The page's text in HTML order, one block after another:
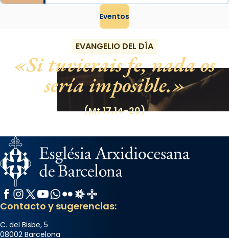
Eventos
EVANGELIO DEL DÍA
Si tuvierais fe, nada os
sería imposible.
(Mt 17,14-20)
Facebook
Instagram
X / Twitter
YouTube
WhatsApp
FlickrRadio Estel
Catalunya Cristiana
Contacto y sugerencias:
C. del Bisbe, 5
08002 Barcelona